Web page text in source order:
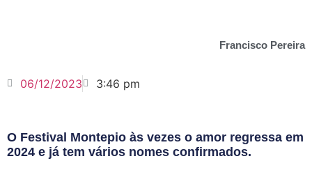
Francisco Pereira
06/12/2023 3:46 pm
O Festival Montepio às vezes o amor regressa em
2024 e já tem vários nomes confirmados.